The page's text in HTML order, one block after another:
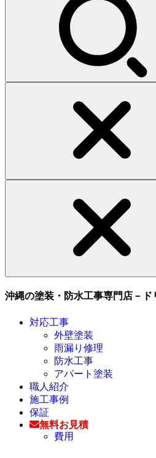
沖縄の塗装・防水工事専門店－ド
対応工事
外壁塗装
雨漏り修理
防水工事
アパート塗装
職人紹介
施工事例
保証
無料お見積
費用